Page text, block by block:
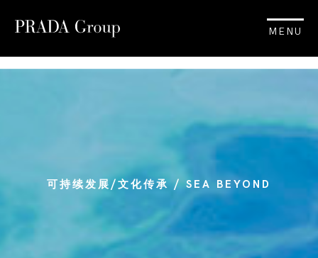
MENU
可持续发展/文化传承 / SEA BEYOND